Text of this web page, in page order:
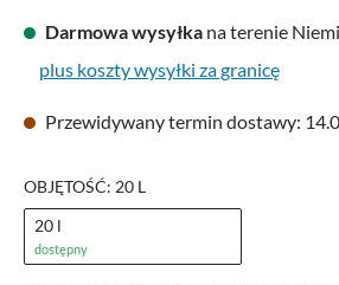
Darmowa wysyłka na terenie
plus koszty wysyłki za granicę
Przewidywany termin dostawy:
OBJĘTOŚĆ: 20 L
20 l
dostępny